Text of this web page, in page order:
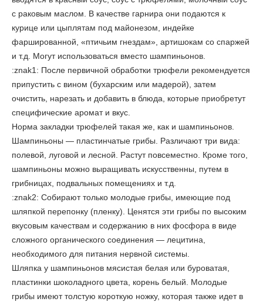
с раковым маслом. В качестве гарнира они подаются к
курице или цыплятам под майонезом, индейке
фаршированной, «птичьим гнездам», артишокам со спаржей
и т.д. Могут использоваться вместо шампиньонов.
:znak1: После первичной обработки трюфели рекомендуется
припустить с вином (бухарским или мадерой), затем
очистить, нарезать и добавить в блюда, которые приобретут
специфические аромат и вкус.
Норма закладки трюфелей такая же, как и шампиньонов.
Шампиньоны — пластинчатые грибы. Различают три вида:
полевой, луговой и лесной. Растут повсеместно. Кроме того,
шампиньоны можно выращивать искусственны, путем в
грибницах, подвальных помещениях и т.д.
:znak2: Собирают только молодые грибы, имеющие под
шляпкой перепонку (пленку). Ценятся эти грибы по высоким
вкусовым качествам и содержанию в них фосфора в виде
сложного органического соединения — лецитина,
необходимого для питания нервной системы.
Шляпка у шампиньонов мясистая белая или буроватая,
пластинки шоколадного цвета, корень белый. Молодые
грибы имеют толстую короткую ножку, которая также идет в